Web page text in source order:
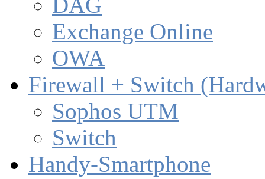
DAG
Exchange Online
OWA
Firewall + Switch
Sophos UTM
Switch
Handy-Smartphone